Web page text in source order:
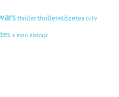
thriller thrillerelőzetes tv tv
x men életrajz